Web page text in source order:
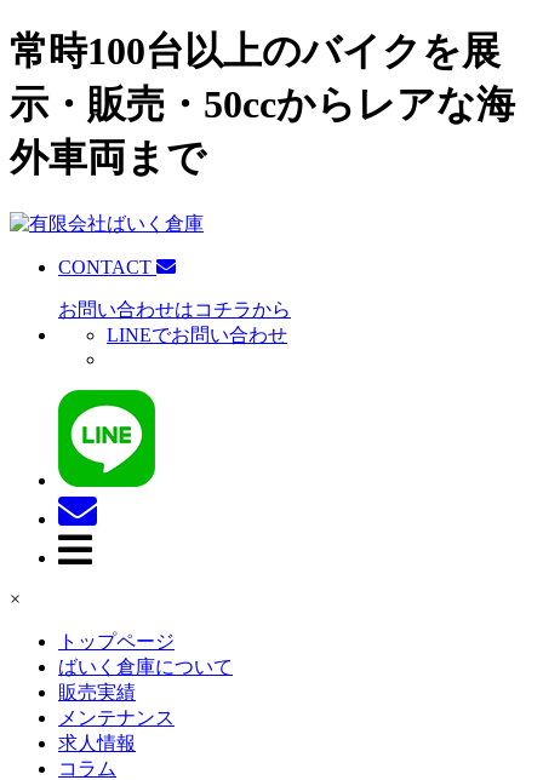
常時100台以上のバイクを展
示・販売・50ccからレアな海
外車両まで
CONTACT
お問い合わせはコチラから
LINEでお問い合わせ
×
トップページ
ばいく倉庫について
販売実績
メンテナンス
求人情報
コラム